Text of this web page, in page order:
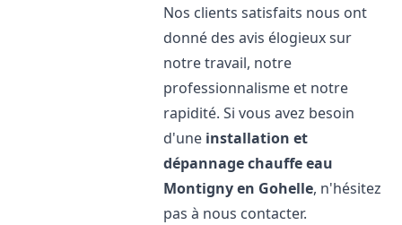
Nos clients satisfaits nous ont
donné des avis élogieux sur
notre travail, notre
professionnalisme et notre
rapidité. Si vous avez besoin
d'une installation et
dépannage chauffe eau
Montigny en Gohelle, n'hésitez
pas à nous contacter.